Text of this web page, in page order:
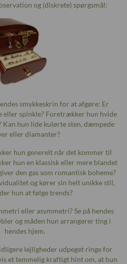
og (diskrete) spørgsmål:
smykkeskrin for at afgøre: Er
eller spinkle? Foretrækker hun hvide
Kan hun lide kulørte sten, dæmpede
eller diamanter?
hun generelt når det kommer til
hun en klassisk eller mere blandet
den gas som romantisk boheme?
og kører sin helt unikke stil,
hun at følge trends?
eller asymmetri? Se på hendes
og måden hun arrangerer ting i
hendes hjem.
lejligheder udpeget ringe for
et temmelig kraftigt hint om, at hun